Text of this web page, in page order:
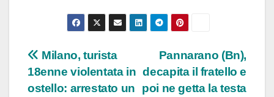
Navigazione
articoli
Pannarano (Bn),
decapita il fratello e
poi ne getta la testa
Milano, turista
18enne violentata in
ostello: arrestato un